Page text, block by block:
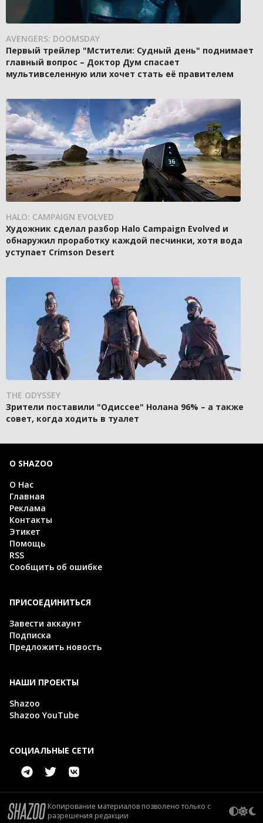
AVENGERS: DOOMSDAY
Первый трейлер "Мстители: Судный день" поднимает
главный вопрос – Доктор Дум спасает
мультивселенную или хочет стать её правителем
HALO: CAMPAIGN EVOLVED
Художник сделал разбор Halo Campaign Evolved и
обнаружил проработку каждой песчинки, хотя вода
уступает Crimson Desert
THE ODYSSEY
Зрители поставили "Одиссее" Нолана 96% – а также
совет, когда ходить в туалет
О SHAZOO
О Нас
Главная
Реклама
Контакты
Этикет
Помощь
RSS
Сообщить об ошибке
ПРИСОЕДИНИТЬСЯ
Завести аккаунт
Подписка
Предложить новость
НАШИ ПРОЕКТЫ
Shazoo
Shazoo YouTube
СОЦИАЛЬНЫЕ СЕТИ
Копирование материалов позволено только с
разрешения редакции